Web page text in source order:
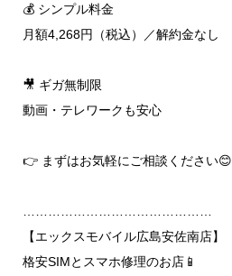
💰 シンプル料金
月額4,268円（税込）／解約金なし
🎥 ギガ無制限
動画・テレワークも安心
👉 まずはお気軽にご相談ください😊
【エックスモバイル広島安佐南店】
格安SIMとスマホ修理のお店📱